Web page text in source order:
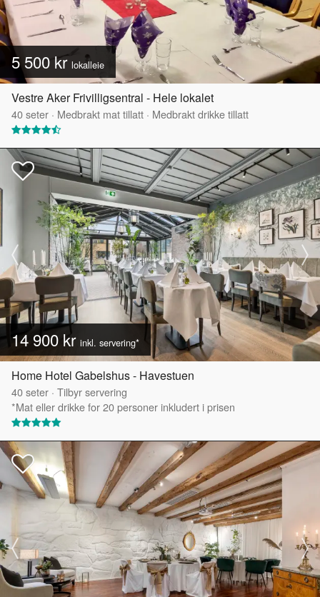
5 500 kr lokalleie
Vestre Aker Frivilligsentral - Hele lokalet
40seter · Medbrakt mat tillatt · Medbrakt drikke tillatt
14 900 kr inkl. servering*
Home Hotel Gabelshus - Havestuen
40seter · Tilbyr servering
*Mat eller drikke for 20 personer inkludert i prisen